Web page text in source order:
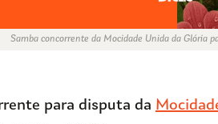
Samba concorrente da Mocidade Unida da Glória
para disputa da